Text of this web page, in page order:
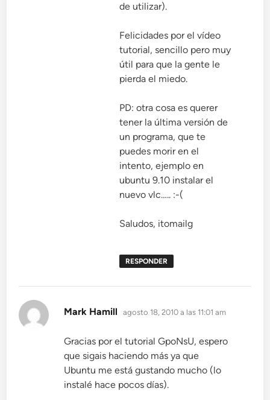
de utilizar).
Felicidades por el vídeo
tutorial, sencillo pero muy
útil para que la gente le
pierda el miedo.
PD: otra cosa es querer
tener la última versión de
un programa, que te
puedes morir en el
intento, ejemplo en
ubuntu 9.10 instalar el
nuevo vlc….. :-(
Saludos, itomailg
RESPONDER
Mark Hamill dice:
agosto 18, 2010 a las 11:01 am
Gracias por el tutorial GpoNsU, espero
que sigais haciendo más ya que
Ubuntu me está gustando mucho (lo
instalé hace pocos días).